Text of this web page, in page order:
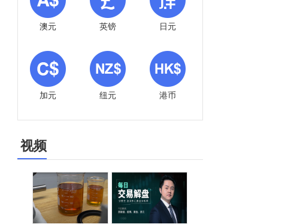
澳元 英镑 日元
加元 纽元 港币
视频